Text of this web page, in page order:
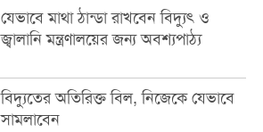
যেভাবে মাথা ঠান্ডা রাখবেন বিদ্যুৎ ও
জ্বালানি মন্ত্রণালয়ের জন্য অবশ্যপাঠ্য
বিদ্যুতের অতিরিক্ত বিল, নিজেকে যেভাবে
সামলাবেন